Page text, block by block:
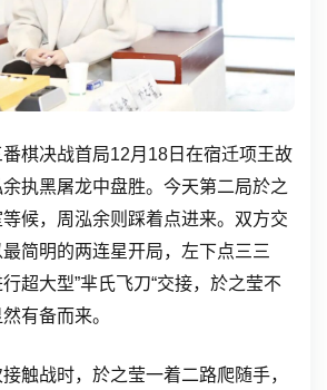
棋决战首局12月18日在宿迁项王故
执黑屠龙中盘胜。今天第二局於之
候，周泓余则踩着点进来。双方交
简明的两连星开局，左下点三三
超大型”芈氏飞刀“交接，於之莹不
有备而来。
触战时，於之莹一着二路爬随手，